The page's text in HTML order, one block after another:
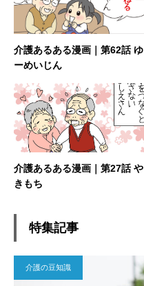
介護あるある漫画｜第62話 ゆ
ーめいじん
介護あるある漫画｜第27話 や
きもち
特集記事
介護の豆知識